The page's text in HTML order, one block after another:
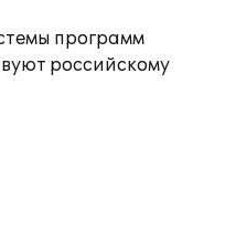
программ
российскому